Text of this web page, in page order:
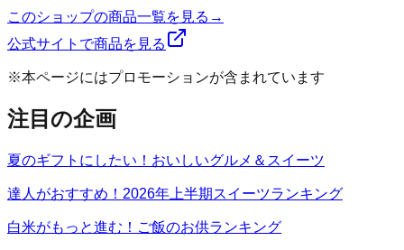
このショップの商品一覧を見る →
公式サイトで商品を見る
※本ページにはプロモーションが含まれています
注目の企画
夏のギフトにしたい！おいしいグルメ＆スイーツ
達人がおすすめ！2026年上半期スイーツランキング
白米がもっと進む！ご飯のお供ランキング